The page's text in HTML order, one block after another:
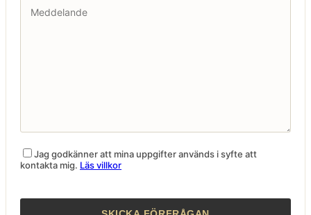
Jag godkänner att mina uppgifter används i syfte att
kontakta mig. Läs villkor